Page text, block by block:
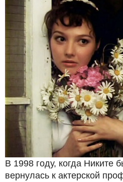
В 1998 году, когда Никите
вернулась к актерской